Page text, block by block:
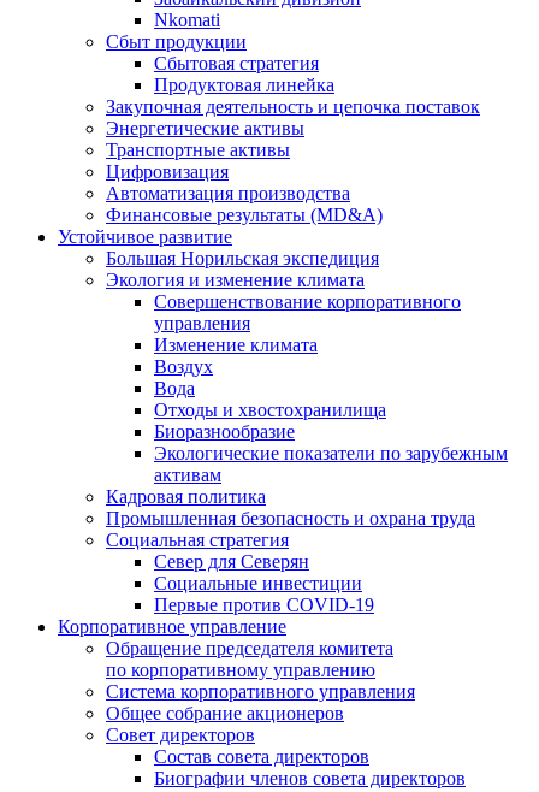
Nkomati
Сбыт продукции
Сбытовая стратегия
Продуктовая линейка
Закупочная деятельность и цепочка поставок
Энергетические активы
Транспортные активы
Цифровизация
Автоматизация производства
Финансовые результаты (MD&A)
Устойчивое развитие
Большая Норильская экспедиция
Экология и изменение климата
Совершенствование корпоративного
управления
Изменение климата
Воздух
Вода
Отходы и хвостохранилища
Биоразнообразие
Экологические показатели по зарубежным
активам
Кадровая политика
Промышленная безопасность и охрана труда
Социальная стратегия
Север для Северян
Социальные инвестиции
Первые против COVID‑19
Корпоративное управление
Обращение председателя комитета
по корпоративному управлению
Система корпоративного управления
Общее собрание акционеров
Совет директоров
Состав совета директоров
Биографии членов совета директоров